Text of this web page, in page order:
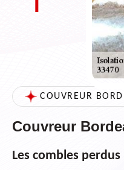
COUVREUR
Couvreur
Les combles perdus